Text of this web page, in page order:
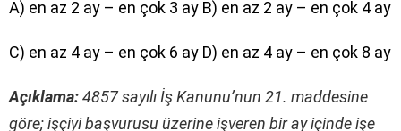
A) en az 2 ay – en çok 3 ay B) en az 2 ay – en çok 4 ay
C) en az 4 ay – en çok 6 ay D) en az 4 ay – en çok 8 ay
Açıklama:4857 sayılı İş Kanunu’nun 21. maddesine
göre; işçiyi başvurusu üzerine işveren bir ay içinde işe